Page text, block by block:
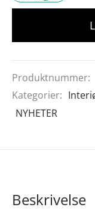
Produktnummer:
Kategorier:
NYHETER
Beskrivelse